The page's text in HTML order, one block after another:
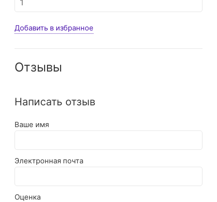
Добавить в избранное
Отзывы
Написать отзыв
Ваше имя
Электронная почта
Оценка